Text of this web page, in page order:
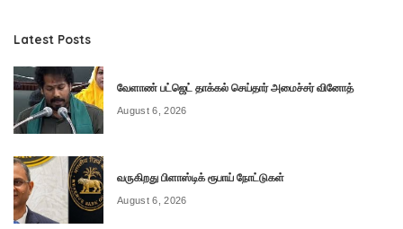
Latest Posts
வேளாண் பட்ஜெட் தாக்கல் செய்தார் அமைச்சர் வினோத்
August 6, 2026
வருகிறது பிளாஸ்டிக் ரூபாய் நோட்டுகள்
August 6, 2026